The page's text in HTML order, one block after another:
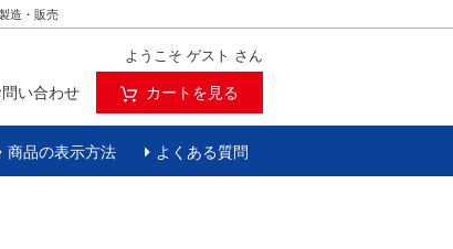
造・販売
ようこそ ゲスト さん
問い合わせ カートを見る
商品の表示方法 よくある質問